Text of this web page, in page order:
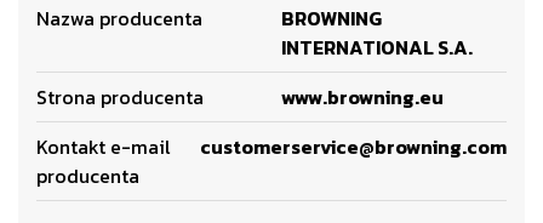
Nazwa producenta
BROWNING
INTERNATIONAL S.A.
Strona producenta
www.browning.eu
Kontakt e-mail
producenta
customerservice@browning.com